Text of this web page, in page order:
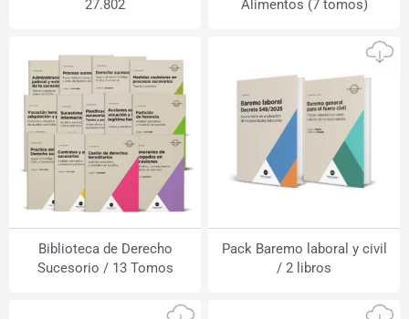
27.802
Alimentos (7 tomos)
Biblioteca de Derecho
Sucesorio / 13 Tomos
Pack Baremo laboral y civil
/ 2 libros